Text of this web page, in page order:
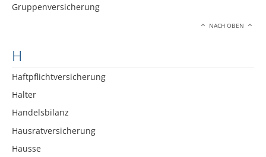
Gruppenversicherung
NACH OBEN
H
Haftpflichtversicherung
Halter
Handelsbilanz
Hausratversicherung
Hausse